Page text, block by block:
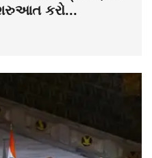
કરો...